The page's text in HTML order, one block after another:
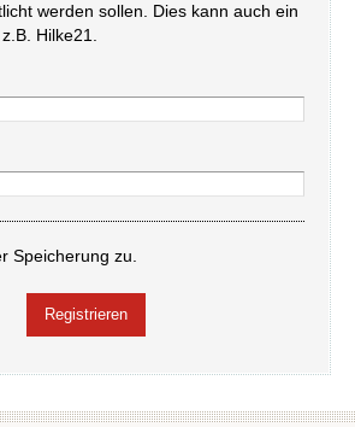
werden sollen. Dies kann auch ein
Hilke21.
Speicherung zu.